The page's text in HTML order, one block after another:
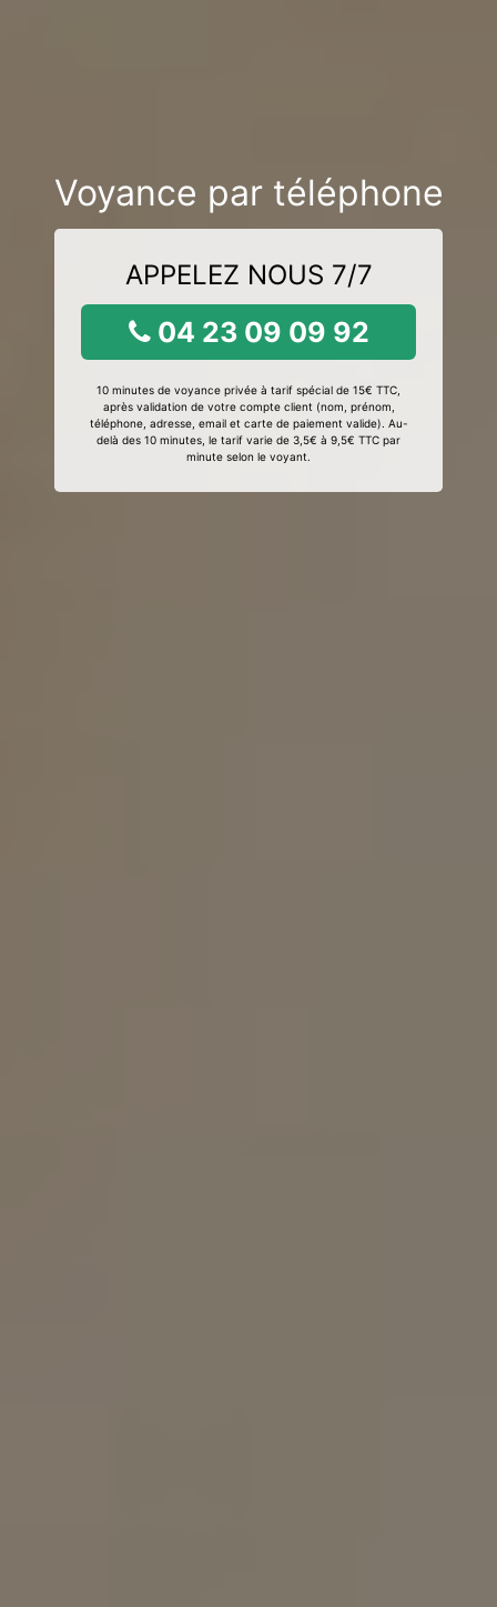
Voyance par téléphone
APPELEZ NOUS 7/7
04 23 09 09 92
10 minutes de voyance privée à tarif spécial de 15€ TTC,
après validation de votre compte client (nom, prénom,
téléphone, adresse, email et carte de paiement valide). Au-
delà des 10 minutes, le tarif varie de 3,5€ à 9,5€ TTC par
minute selon le voyant.